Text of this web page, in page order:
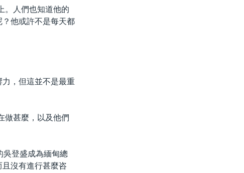
。人們也知道他的
他或許不是每天都
，但這並不是最重
做甚麼，以及他們
吳登盛成為緬甸總
沒有進行甚麼咨